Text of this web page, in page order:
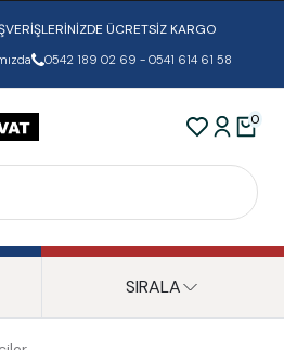
ÜCRETSİZ KARGO
0542 189 02 69 - 0541 614 61 58
0
SIRALA